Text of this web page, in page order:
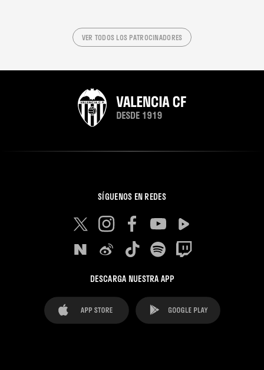
VER TODOS LOS PATROCINADORES
SÍGUENOS EN REDES
DESCARGA NUESTRA APP